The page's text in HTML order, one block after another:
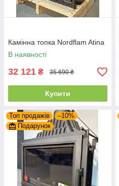
Камінна топка Nordflam Atina
В наявності
32 121 ₴ 35 690 ₴
Купити
Топ продажів
–10%
Подарунок